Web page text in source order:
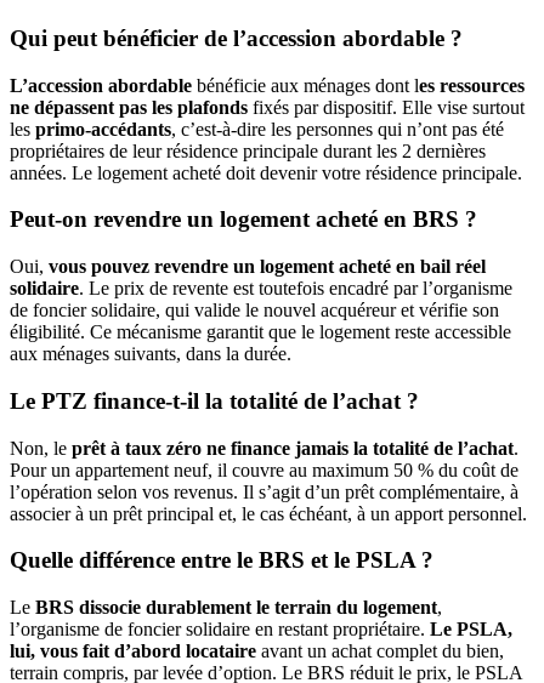
Qui peut bénéficier de l’accession abordable ?
L’accession abordable bénéficie aux ménages dont les ressources
ne dépassent pas les plafonds fixés par dispositif. Elle vise surtout
les primo-accédants, c’est-à-dire les personnes qui n’ont pas été
propriétaires de leur résidence principale durant les 2 dernières
années. Le logement acheté doit devenir votre résidence principale.
Peut-on revendre un logement acheté en BRS ?
Oui, vous pouvez revendre un logement acheté en bail réel
solidaire. Le prix de revente est toutefois encadré par l’organisme
de foncier solidaire, qui valide le nouvel acquéreur et vérifie son
éligibilité. Ce mécanisme garantit que le logement reste accessible
aux ménages suivants, dans la durée.
Le PTZ finance-t-il la totalité de l’achat ?
Non, le prêt à taux zéro ne finance jamais la totalité de l’achat.
Pour un appartement neuf, il couvre au maximum 50 % du coût de
l’opération selon vos revenus. Il s’agit d’un prêt complémentaire, à
associer à un prêt principal et, le cas échéant, à un apport personnel.
Quelle différence entre le BRS et le PSLA ?
Le BRS dissocie durablement le terrain du logement,
l’organisme de foncier solidaire en restant propriétaire. Le PSLA,
lui, vous fait d’abord locataire avant un achat complet du bien,
terrain compris, par levée d’option. Le BRS réduit le prix, le PSLA